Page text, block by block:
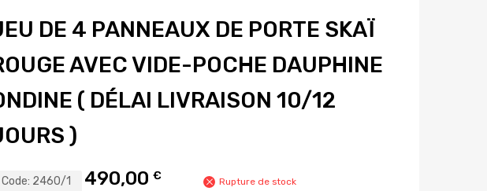
DE 4 PANNEAUX DE PORTE SKAÏ
AVEC VIDE-POCHE DAUPHINE
( DÉLAI LIVRAISON 10/12
)
Code: 2460/1 490,00 € Rupture de stock